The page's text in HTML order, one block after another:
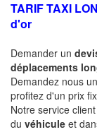
TARIF TAXI
d'or
Demander un
déplacements
Demandez nous
profitez d'un prix
Notre service
du véhicule et